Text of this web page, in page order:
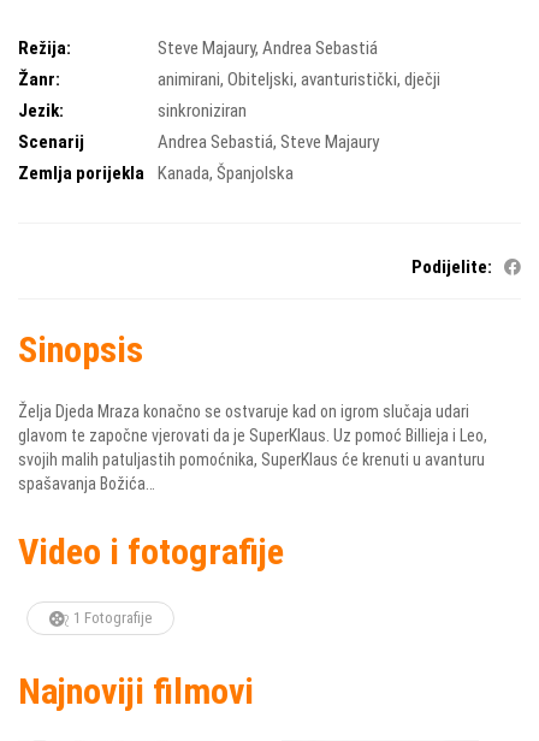
Režija: Steve Majaury,Andrea Sebastiá
Žanr:
animirani,Obiteljski,avanturistički,dječji
Jezik:
sinkroniziran
Scenarij
Andrea Sebastiá,Steve Majaury
Zemlja porijekla
Kanada,Španjolska
Podijelite:
Sinopsis
Želja Djeda Mraza konačno se ostvaruje kad on igrom slučaja udari
glavom te započne vjerovati da je SuperKlaus. Uz pomoć Billieja i Leo,
svojih malih patuljastih pomoćnika, SuperKlaus će krenuti u avanturu
spašavanja Božića…
Video i fotografije
1 Fotografije
Najnoviji filmovi